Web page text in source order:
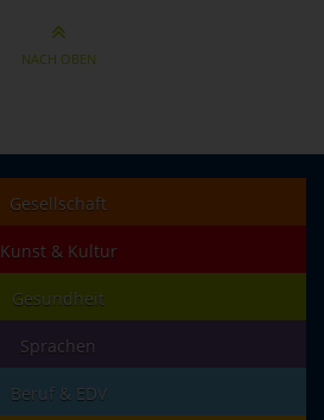
NACH OBEN
Gesellschaft
Kunst & Kultur
Gesundheit
Sprachen
Beruf & EDV